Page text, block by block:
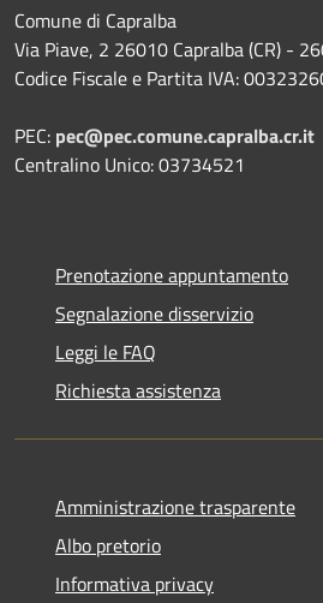
Comune di Capralba
Via Piave, 2 26010 Capralba (CR) -
Codice Fiscale e Partita IVA:
PEC: pec@pec.comune.capralba.cr.it
Centralino Unico: 03734521
Prenotazione appuntamento
Segnalazione disservizio
Leggi le FAQ
Richiesta assistenza
Amministrazione trasparente
Albo pretorio
Informativa privacy